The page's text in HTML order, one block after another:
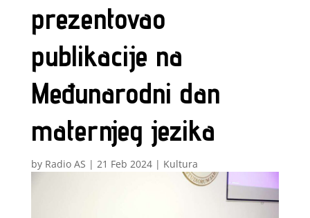
prezentovao
publikacije na
Međunarodni dan
maternjeg jezika
by Radio AS | 21 Feb 2024| Kultura